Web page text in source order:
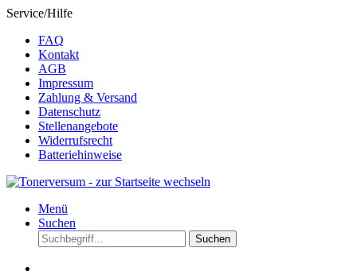
Service/Hilfe
FAQ
Kontakt
AGB
Impressum
Zahlung & Versand
Datenschutz
Stellenangebote
Widerrufsrecht
Batteriehinweise
Menü
Suchen
Suchen